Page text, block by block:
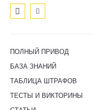
ПОЛНЫЙ ПРИВОД
БАЗА ЗНАНИЙ
ТАБЛИЦА ШТРАФОВ
ТЕСТЫ И ВИКТОРИНЫ